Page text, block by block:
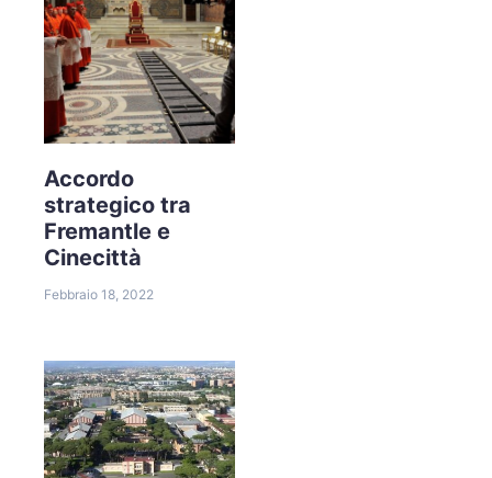
Accordo
strategico tra
Fremantle e
Cinecittà
Febbraio 18, 2022